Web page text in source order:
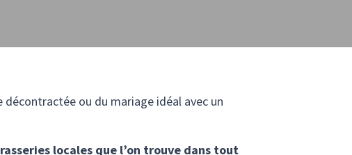
ou du mariage idéal avec un
locales que l’on trouve dans tout